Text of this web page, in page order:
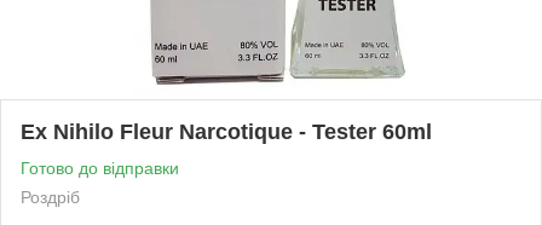
Ex Nihilo Fleur Narcotique - Tester 60ml
Готово до відправки
Роздріб